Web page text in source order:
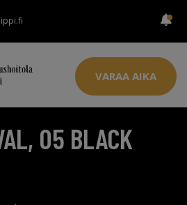
VARAA AIKA
05 BLACK